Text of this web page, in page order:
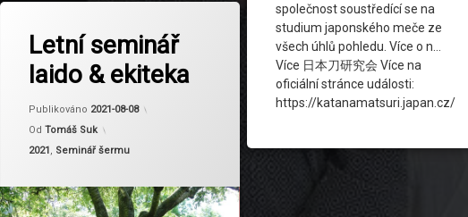
společnost soustředící se na
studium japonského meče ze
všech úhlů pohledu. Více o n…
Více 日本刀研究会 Více na
oficiální stránce události:
https://katanamatsuri.japan.cz/
Letní seminář
Iaido & ekiteka
Publikováno 2021-08-08
OdTomáš Suk
Kategorie:
2021 Seminář šermu